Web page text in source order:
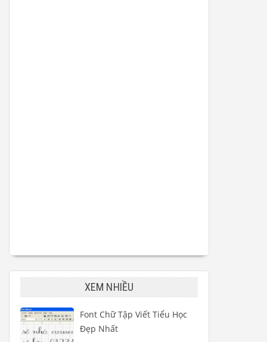
XEM NHIỀU
Font Chữ Tập Viết Tiểu Học
Đẹp Nhất